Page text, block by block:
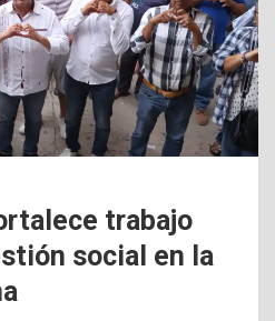
trabajo
social en la